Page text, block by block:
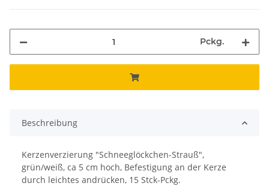
Pckg.
Beschreibung
Kerzenverzierung "Schneeglöckchen-Strauß",
grün/weiß, ca 5 cm hoch, Befestigung an der Kerze
durch leichtes andrücken, 15 Stck-Pckg.